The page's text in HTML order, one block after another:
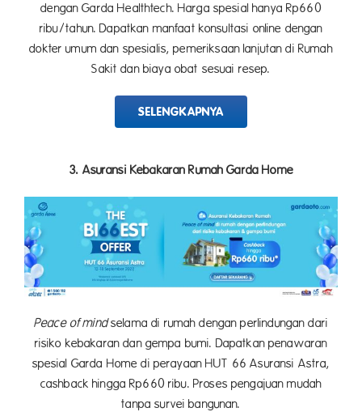
dengan Garda Healthtech. Harga spesial hanya Rp660
ribu/tahun. Dapatkan manfaat konsultasi online dengan
dokter umum dan spesialis, pemeriksaan lanjutan di Rumah
Sakit dan biaya obat sesuai resep.
SELENGKAPNYA
3. Asuransi Kebakaran Rumah Garda Home
Peace of mindselama di rumah dengan perlindungan dari
risiko kebakaran dan gempa bumi. Dapatkan penawaran
spesial Garda Home di perayaan HUT 66 Asuransi Astra,
cashback hingga Rp660 ribu. Proses pengajuan mudah
tanpa survei bangunan.